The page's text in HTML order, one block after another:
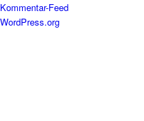
Kommentar-Feed
WordPress.org